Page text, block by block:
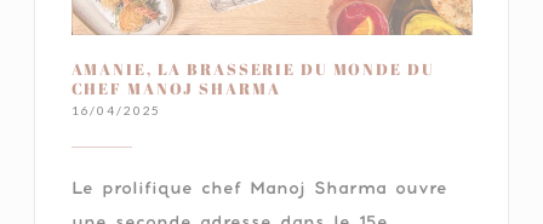
AMANIE, LA BRASSERIE DU MONDE DU
CHEF MANOJ SHARMA
16/04/2025
Le prolifique chef Manoj Sharma ouvre